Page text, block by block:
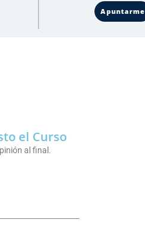
Apuntarme
el Curso
al final.